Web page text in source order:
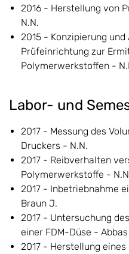
2016 - Herstellung von
N.N.
2015 - Konzipierung
Prüfeinrichtung zur
Polymerwerkstoffen -
Labor- und
2017 - Messung des
Druckers - N.N.
2017 - Reibverhalten
Polymerwerkstoffe -
2017 - Inbetriebnahme
Braun J.
2017 - Untersuchung
einer FDM-Düse - Abbas
2017 - Herstellung